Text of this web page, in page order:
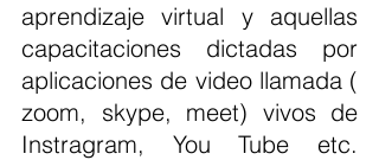
aprendizaje virtual y aquellas
capacitaciones dictadas por
aplicaciones de video llamada (
zoom, skype, meet) vivos de
Instragram, You Tube etc.